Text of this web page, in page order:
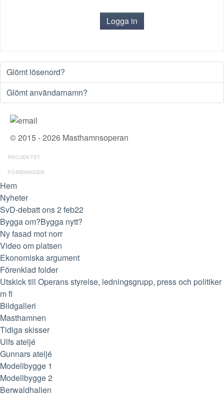
Logga in
Glömt lösenord?
Glömt användarnamn?
© 2015 - 2026 Masthamnsoperan
PROJEKTET
FÖRENINGEN
Hem
Nyheter
SvD-debatt ons 2 feb22
Bygga om?Bygga nytt?
Ny fasad mot norr
Video om platsen
Ekonomiska argument
Förenklad folder
Utskick till Operans styrelse, ledningsgrupp, press och politiker
m fl
Bildgalleri
Masthamnen
Tidiga skisser
Ulfs ateljé
Gunnars ateljé
Modellbygge 1
Modellbygge 2
Berwaldhallen